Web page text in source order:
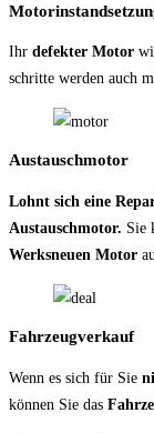
Ihr defekter Motor
schritte werden auch
Austauschmotor
Lohnt sich eine
Austauschmotor. Sie
Werksneuen Motor
Fahrzeugverkauf
Wenn es sich für Sie
können Sie das